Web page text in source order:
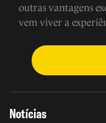
outras vantagens
vem viver a
Notícias